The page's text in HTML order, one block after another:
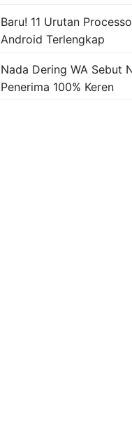
Baru! 11 Urutan
Android Terlengkap
Nada Dering WA Sebut
Penerima 100% Keren